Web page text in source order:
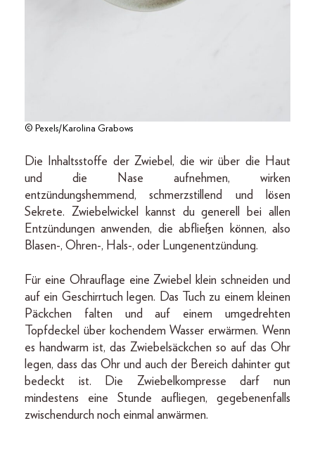
© Pexels/Karolina Grabows
Die Inhaltsstoffe der Zwiebel, die wir über die Haut
und die Nase aufnehmen, wirken
entzündungshemmend, schmerzstillend und lösen
Sekrete. Zwiebelwickel kannst du generell bei allen
Entzündungen anwenden, die abfließen können, also
Blasen-, Ohren-, Hals-, oder Lungenentzündung.
Für eine Ohrauflage eine Zwiebel klein schneiden und
auf ein Geschirrtuch legen. Das Tuch zu einem kleinen
Päckchen falten und auf einem umgedrehten
Topfdeckel über kochendem Wasser erwärmen. Wenn
es handwarm ist, das Zwiebelsäckchen so auf das Ohr
legen, dass das Ohr und auch der Bereich dahinter gut
bedeckt ist. Die Zwiebelkompresse darf nun
mindestens eine Stunde aufliegen, gegebenenfalls
zwischendurch noch einmal anwärmen.